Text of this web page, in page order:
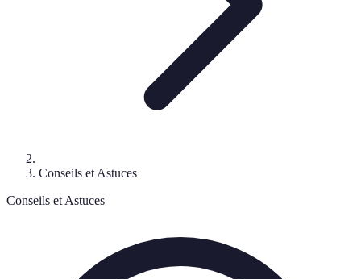
Conseils et Astuces
Conseils et Astuces